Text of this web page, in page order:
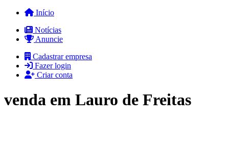
Início
Notícias
Anuncie
Cadastrar empresa
Fazer login
Criar conta
venda em Lauro de Freitas